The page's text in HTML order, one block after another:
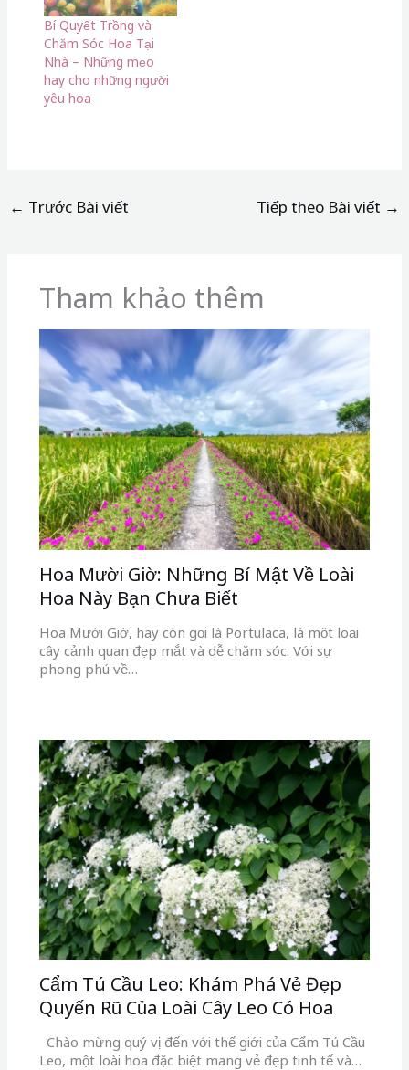
Bí Quyết Trồng và
Chăm Sóc Hoa Tại
Nhà – Những mẹo
hay cho những người
yêu hoa
← Trước Bài viết Tiếp theo Bài viết →
Tham khảo thêm
Hoa Mười Giờ: Những Bí Mật Về Loài
Hoa Này Bạn Chưa Biết
Hoa Mười Giờ, hay còn gọi là Portulaca, là một loại
cây cảnh quan đẹp mắt và dễ chăm sóc. Với sự
phong phú về…
Cẩm Tú Cầu Leo: Khám Phá Vẻ Đẹp
Quyến Rũ Của Loài Cây Leo Có Hoa
Chào mừng quý vị đến với thế giới của Cẩm Tú Cầu
Leo, một loài hoa đặc biệt mang vẻ đẹp tinh tế và…